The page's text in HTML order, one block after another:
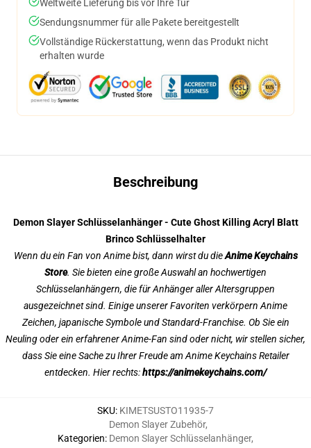
Weltweite Lieferung bis vor Ihre Tür
Sendungsnummer für alle Pakete bereitgestellt
Vollständige Rückerstattung, wenn das Produkt nicht
erhalten wurde
Beschreibung
Demon Slayer Schlüsselanhänger - Cute Ghost Killing Acryl Blatt
Brinco Schlüsselhalter
Wenn du ein Fan von Anime bist, dann wirst du dieAnime Keychains
Store. Sie bieten eine große Auswahl an hochwertigen
Schlüsselanhängern, die für Anhänger aller Altersgruppen
ausgezeichnet sind. Einige unserer Favoriten verkörpern Anime
Zeichen, japanische Symbole und Standard-Franchise. Ob Sie ein
Neuling oder ein erfahrener Anime-Fan sind oder nicht, wir stellen sicher,
dass Sie eine Sache zu Ihrer Freude am Anime Keychains Retailer
entdecken. Hier rechts:https://animekeychains.com/
SKU: KIMETSUSTO11935-7
Kategorien:
Demon Slayer Zubehör,
Demon Slayer Schlüsselanhänger,